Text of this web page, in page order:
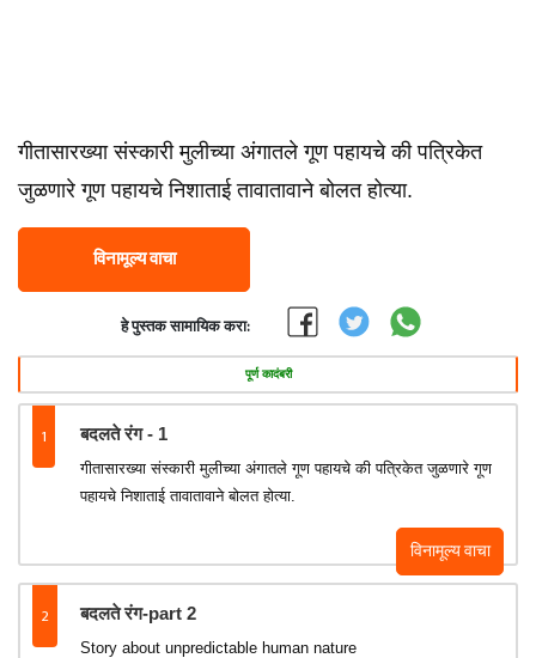
गीतासारख्या संस्कारी मुलीच्या अंगातले गूण पहायचे की पत्रिकेत
जुळणारे गूण पहायचे निशाताई तावातावाने बोलत होत्या.
विनामूल्य वाचा
हे पुस्तक सामायिक करा:
पूर्ण कादंबरी
1 बदलते रंग - 1
विनामूल्य वाचा
गीतासारख्या संस्कारी मुलीच्या अंगातले गूण पहायचे की पत्रिकेत जुळणारे गूण
पहायचे निशाताई तावातावाने बोलत होत्या.
2 बदलते रंग-part 2
Story about unpredictable human nature